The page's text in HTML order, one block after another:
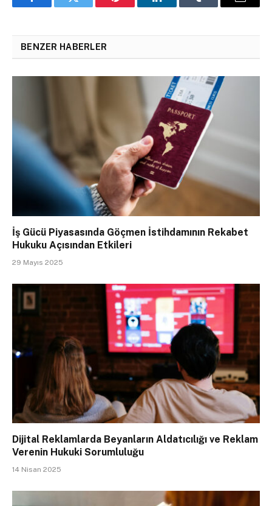
FacebookTwitter Pinterest LinkedInTumblr Email
BENZER HABERLER
İş Gücü Piyasasında Göçmen İstihdamının Rekabet
Hukuku Açısından Etkileri
29 Mayıs 2025
Dijital Reklamlarda Beyanların Aldatıcılığı ve Reklam
Verenin Hukuki Sorumluluğu
14 Nisan 2025